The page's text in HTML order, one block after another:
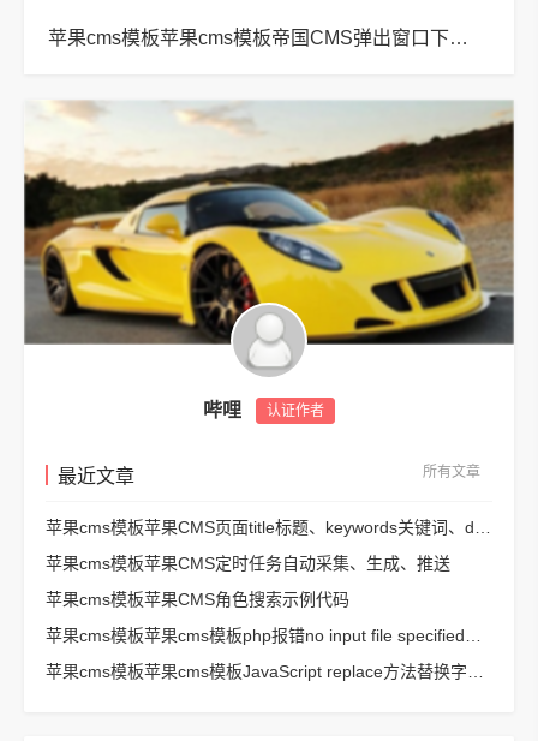
苹果cms模板苹果cms模板帝国CMS弹出窗口下载方式改为点击链接直接下载教程
哔哩 认证作者
最近文章 所有文章
苹果cms模板苹果CMS定时任务自动采集、生成、推送
苹果cms模板苹果CMS角色搜索示例代码